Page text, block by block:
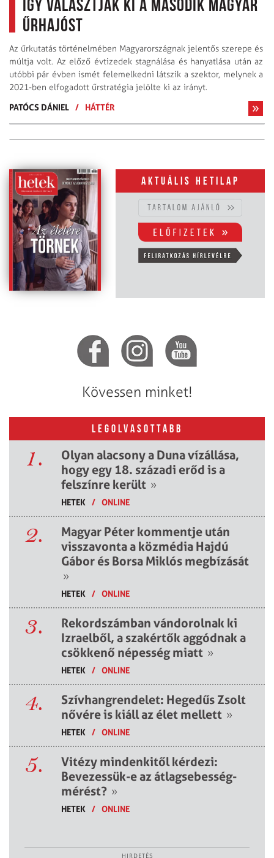
Így választják ki a második magyar
űrhajóst
Az űrkutatás történelmében Magyarországnak jelentős szerepe és
múltja volt. Az előző évtizedek stagnálása és hanyatlása után az
utóbbi pár évben ismét felemelkedni látszik a szektor, melynek a
2021-ben elfogadott űrstratégia jelölte ki az irányt.
PATÓCS DÁNIEL / HÁTTÉR
Aktuális hetilap
Kövessen minket!
LEGOLVASOTTABB
1.
Olyan alacsony a Duna vízállása,
hogy egy 18. századi erőd is a
felszínre került »
HETEK / ONLINE
2.
Magyar Péter kommentje után
visszavonta a közmédia Hajdú
Gábor és Borsa Miklós megbízását
»
HETEK / ONLINE
3.
Rekordszámban vándorolnak ki
Izraelből, a szakértők aggódnak a
csökkenő népesség miatt »
HETEK / ONLINE
4.
Szívhangrendelet: Hegedűs Zsolt
nővére is kiáll az élet mellett »
HETEK / ONLINE
5.
Vitézy mindenkitől kérdezi:
Bevezessük-e az átlagsebesség-
mérést? »
HETEK / ONLINE
HIRDETÉS